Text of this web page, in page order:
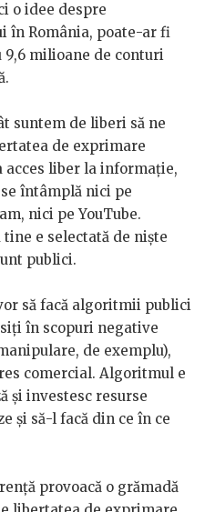
o idee despre
în România, poate-ar fi
9,6 milioane de conturi
suntem de liberi să ne
de exprimare
acces liber la informație,
întâmplă nici pe
nici pe YouTube.
e selectată de niște
publici.
să facă algoritmii publici
în scopuri negative
de exemplu),
comercial. Algoritmul e
și investesc resurse
și să-l facă din ce în ce
provoacă o grămadă